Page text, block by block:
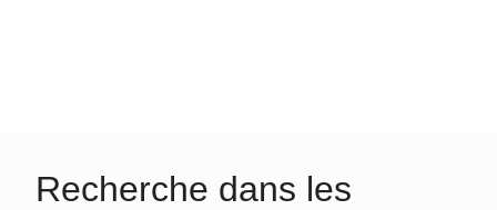
Recherche dans les